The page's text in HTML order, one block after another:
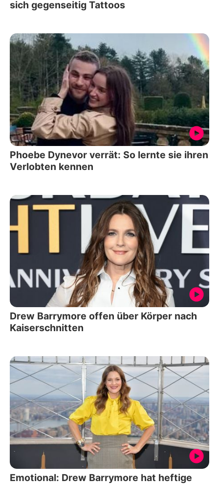
sich gegenseitig Tattoos
Phoebe Dynevor verrät: So lernte sie ihren
Verlobten kennen
Drew Barrymore offen über Körper nach
Kaiserschnitten
Emotional: Drew Barrymore hat heftige